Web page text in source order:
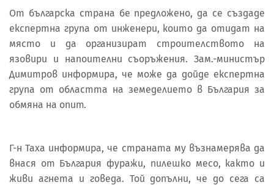
От българска страна бе предложено, да се създаде
експертна група от инженери, които да отидат на
място и да организират строителството на
язовири и напоителни съоръжения. Зам.-министър
Димитров информира, че може да дойде експертна
група от областта на земеделието в България за
обмяна на опит.
Г-н Таха информира, че страната му възнамерява да
внася от България фуражи, пилешко месо, както и
живи агнета и говеда. Той допълни, че до сега са